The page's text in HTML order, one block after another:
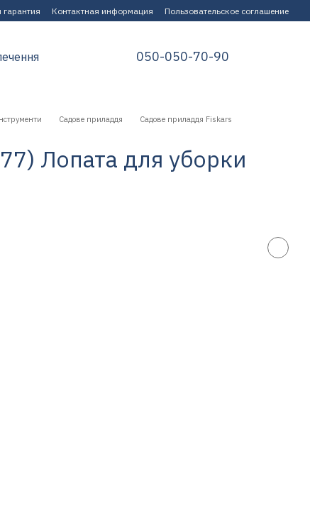
Контактная информация Пользовательское соглашение
050-050-70-90
Садове приладдя
Садове приладдя Fiskars
Лопата для уборки